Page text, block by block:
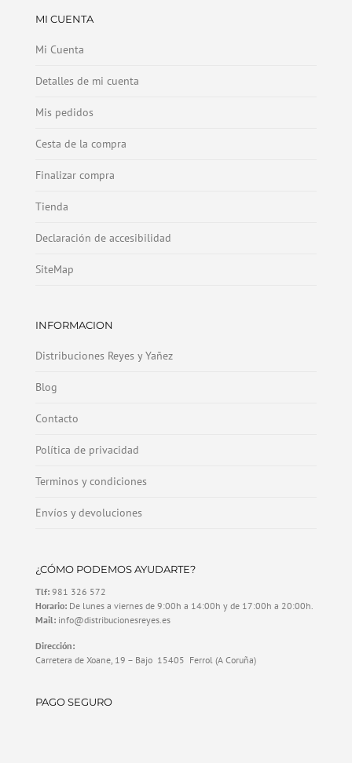
MI CUENTA
Mi Cuenta
Detalles de mi cuenta
Mis pedidos
Cesta de la compra
Finalizar compra
Tienda
Declaración de accesibilidad
SiteMap
INFORMACION
Distribuciones Reyes y Yañez
Blog
Contacto
Política de privacidad
Terminos y condiciones
Envíos y devoluciones
¿CÓMO PODEMOS AYUDARTE?
Tlf:981 326 572
Horario: De lunes a viernes de 9:00h a 14:00h y de 17:00h a 20:00h.
Mail:info@distribucionesreyes.es
Dirección:
Carretera de Xoane, 19 – Bajo 15405 Ferrol (A Coruña)
PAGO SEGURO